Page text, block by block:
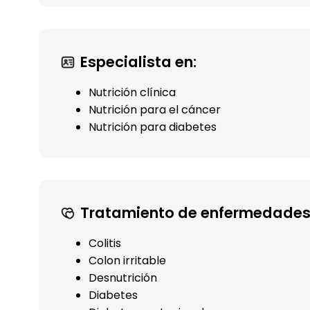
Especialista en:
Nutrición clínica
Nutrición para el cáncer
Nutrición para diabetes
Tratamiento de
Colitis
Colon irritable
Desnutrición
Diabetes